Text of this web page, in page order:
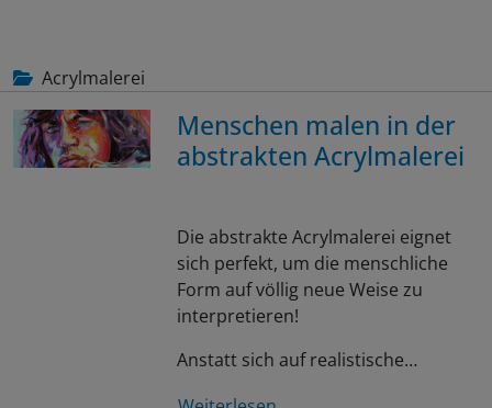
Acrylmalerei
Menschen malen in der
abstrakten Acrylmalerei
Die abstrakte Acrylmalerei eignet
sich perfekt, um die menschliche
Form auf völlig neue Weise zu
interpretieren!
Anstatt sich auf realistische…